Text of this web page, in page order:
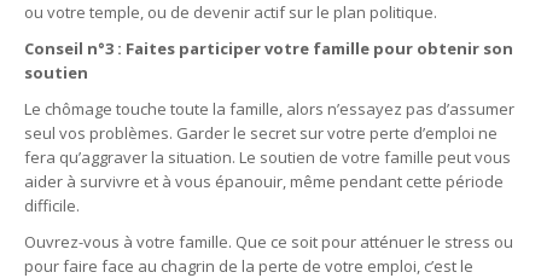
ou votre temple, ou de devenir actif sur le plan politique.
Conseil n°3 : Faites participer votre famille pour obtenir son
soutien
Le chômage touche toute la famille, alors n’essayez pas d’assumer
seul vos problèmes. Garder le secret sur votre perte d’emploi ne
fera qu’aggraver la situation. Le soutien de votre famille peut vous
aider à survivre et à vous épanouir, même pendant cette période
difficile.
Ouvrez-vous à votre famille. Que ce soit pour atténuer le stress ou
pour faire face au chagrin de la perte de votre emploi, c’est le